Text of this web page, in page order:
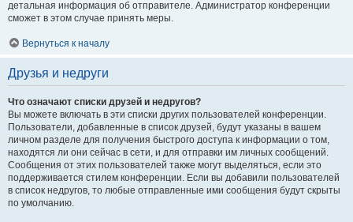
детальная информация об отправителе. Администратор конференции
сможет в этом случае принять меры.
Вернуться к началу
Друзья и недруги
Что означают списки друзей и недругов?
Вы можете включать в эти списки других пользователей конференции.
Пользователи, добавленные в список друзей, будут указаны в вашем
личном разделе для получения быстрого доступа к информации о том,
находятся ли они сейчас в сети, и для отправки им личных сообщений.
Сообщения от этих пользователей также могут выделяться, если это
поддерживается стилем конференции. Если вы добавили пользователей
в список недругов, то любые отправленные ими сообщения будут скрыты
по умолчанию.